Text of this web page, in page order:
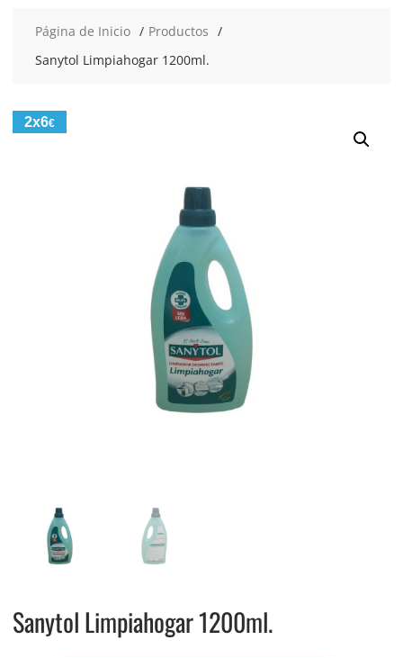
Página de Inicio
Productos
Sanytol Limpiahogar 1200ml.
2x6€
Sanytol Limpiahogar 1200ml.